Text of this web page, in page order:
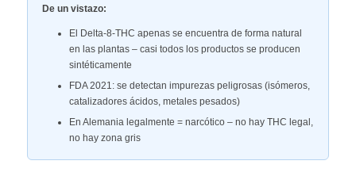
De un vistazo:
El Delta-8-THC apenas se encuentra de forma natural
en las plantas – casi todos los productos se producen
sintéticamente
FDA 2021: se detectan impurezas peligrosas (isómeros,
catalizadores ácidos, metales pesados)
En Alemania legalmente = narcótico – no hay THC legal,
no hay zona gris